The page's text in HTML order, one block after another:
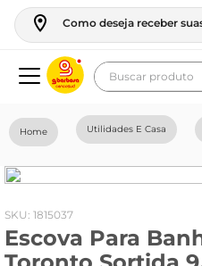
Como deseja receber
Buscar
Utilidades E Casa
: 1815037
Escova Para
geladeira
fogao
café